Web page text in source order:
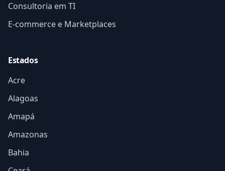
Consultoria em TI
E-commerce e Marketplaces
Estados
Acre
Alagoas
Amapá
Amazonas
Bahia